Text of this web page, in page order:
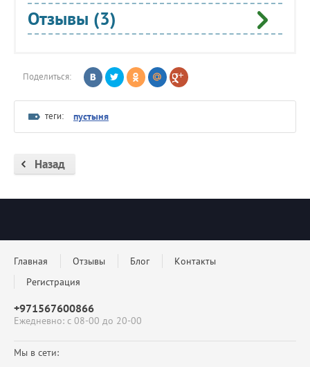
Отзывы (3)
Поделиться:
теги: пустыня
Назад
Главная Отзывы Блог
Контакты
Регистрация
+971567600866
Ежедневно: с 08-00 до 20-00
Мы в сети: